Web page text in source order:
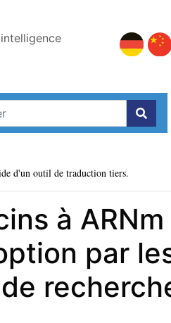
d'un outil de traduction tiers.
à
par